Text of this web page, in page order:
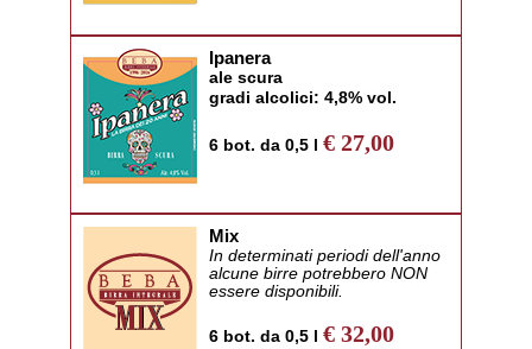
Ipanera
ale scura
gradi alcolici: 4,8% vol.
6 bot. da 0,5 l € 27,00
Mix
In determinati periodi dell'anno
alcune birre potrebbero NON
essere disponibili.
6 bot. da 0,5 l € 32,00